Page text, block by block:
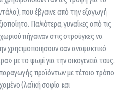
που έβγαινε από την εξαγωγή
Παλιότερα, γυναίκες από τις
πήγαιναν στις στρούγκες να
χρησιμοποιήσουν σαν αναψυκτικό
με το ψωμί για την οικογένειά τους.
προϊόντων με τέτοιο τρόπο
(λαϊκή σοφία και